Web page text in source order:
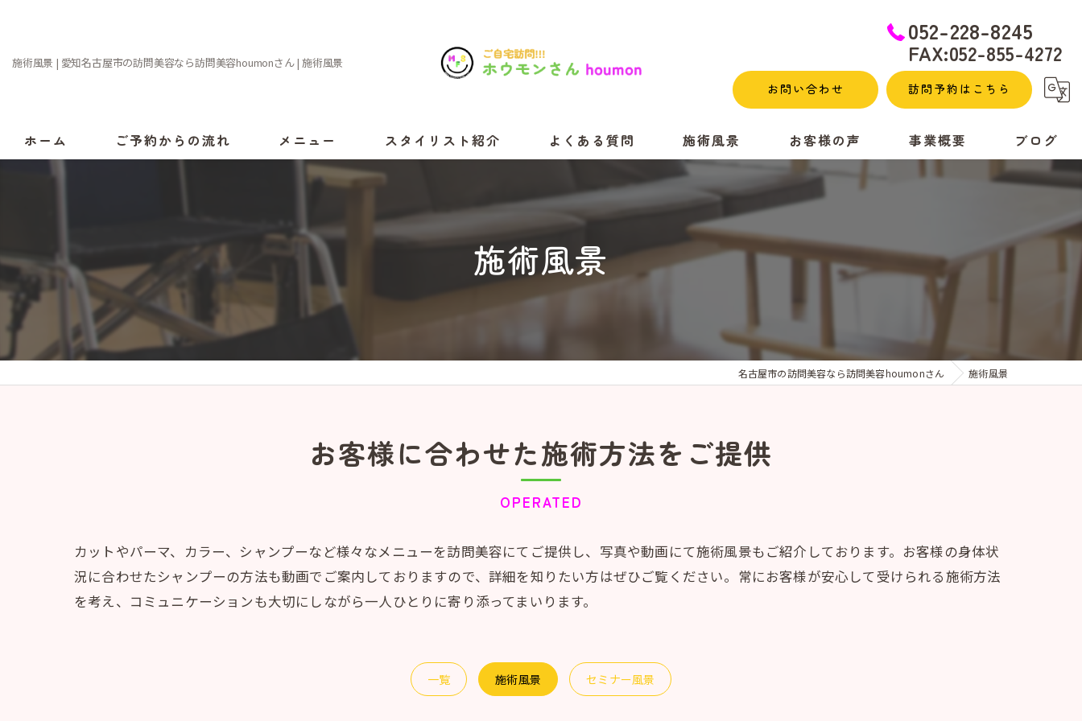
施術風景 | 愛知名古屋市の訪問美容なら訪問美容houmonさん | 施術風景
052-228-8245
FAX:052-855-4272
お問い合わせ 訪問予約はこちら
ホーム ご予約からの流れ メニュー スタイリスト紹介 よくある質問 施術風景 お客様の声 事業概要 ブログ
施術風景
名古屋市の訪問美容なら訪問美容houmonさん 施術風景
お客様に合わせた施術方法をご提供
OPERATED
カットやパーマ、カラー、シャンプーなど様々なメニューを訪問美容にてご提供し、写真や動画にて施術風景もご紹介しております。お客様の身体状
況に合わせたシャンプーの方法も動画でご案内しておりますので、詳細を知りたい方はぜひご覧ください。常にお客様が安心して受けられる施術方法
を考え、コミュニケーションも大切にしながら一人ひとりに寄り添ってまいります。
一覧 施術風景 セミナー風景